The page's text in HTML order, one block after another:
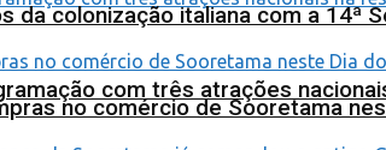
com três atrações
da colonização italiana com a 14ª
no comércio de Sooretama